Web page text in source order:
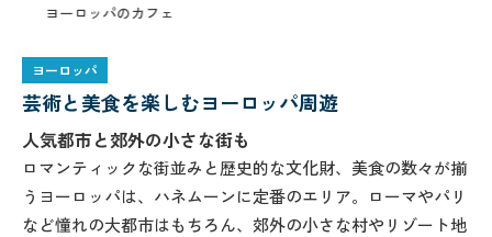
ヨーロッパのカフェ
ヨーロッパ
芸術と美食を楽しむヨーロッパ周遊
人気都市と郊外の小さな街も
ロマンティックな街並みと歴史的な文化財、美食の数々が揃
うヨーロッパは、ハネムーンに定番のエリア。ローマやパリ
など憧れの大都市はもちろん、郊外の小さな村やリゾート地